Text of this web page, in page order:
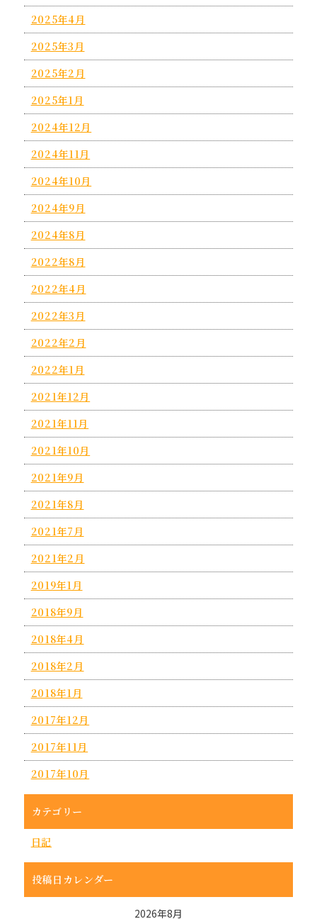
2025年4月
2025年3月
2025年2月
2025年1月
2024年12月
2024年11月
2024年10月
2024年9月
2024年8月
2022年8月
2022年4月
2022年3月
2022年2月
2022年1月
2021年12月
2021年11月
2021年10月
2021年9月
2021年8月
2021年7月
2021年2月
2019年1月
2018年9月
2018年4月
2018年2月
2018年1月
2017年12月
2017年11月
2017年10月
カテゴリー
日記
投稿日カレンダー
2026年8月